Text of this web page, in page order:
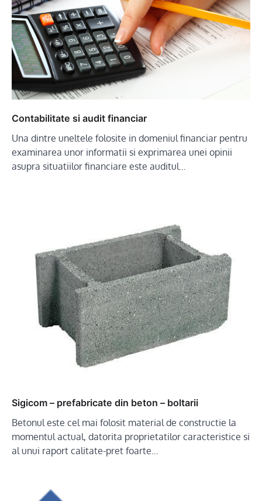
Contabilitate si audit financiar
Una dintre uneltele folosite in domeniul financiar pentru
examinarea unor informatii si exprimarea unei opinii
asupra situatiilor financiare este auditul…
Sigicom – prefabricate din beton – boltarii
Betonul este cel mai folosit material de constructie la
momentul actual, datorita proprietatilor caracteristice si
al unui raport calitate-pret foarte…